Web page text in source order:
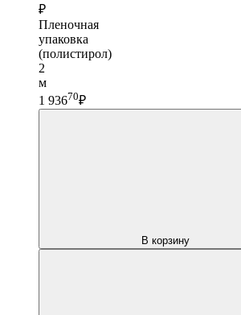
₽
Пленочная
упаковка
(полистирол)
2
м
1 93670₽
В корзину